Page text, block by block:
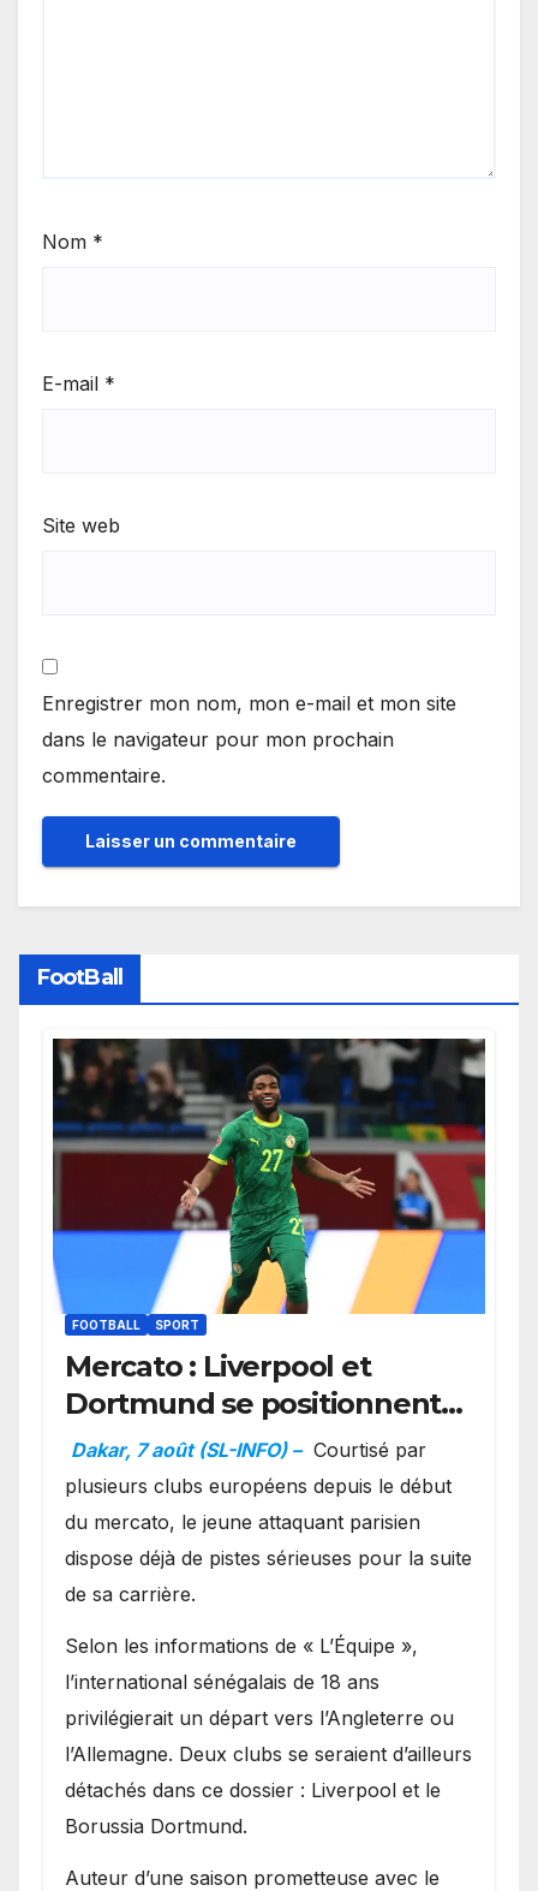
Nom *
E-mail *
Site web
Enregistrer mon nom, mon e-mail et mon site
dans le navigateur pour mon prochain
commentaire.
FootBall
FOOTBALL SPORT
Mercato : Liverpool et
Dortmund se positionnent
en favoris pour recruter
Ibrahim Mbaye
Dakar, 7 août (SL-INFO) – Courtisé par
plusieurs clubs européens depuis le début
du mercato, le jeune attaquant parisien
dispose déjà de pistes sérieuses pour la suite
de sa carrière.
Selon les informations de « L’Équipe »,
l’international sénégalais de 18 ans
privilégierait un départ vers l’Angleterre ou
l’Allemagne. Deux clubs se seraient d’ailleurs
détachés dans ce dossier : Liverpool et le
Borussia Dortmund.
Auteur d’une saison prometteuse avec le